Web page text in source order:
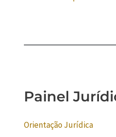
Painel
Orientação Jurídica